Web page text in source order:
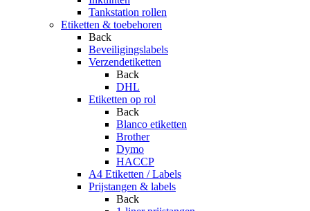
Tankstation rollen
Etiketten & toebehoren
Back
Beveiligingslabels
Verzendetiketten
Back
DHL
Etiketten op rol
Back
Blanco etiketten
Brother
Dymo
HACCP
A4 Etiketten / Labels
Prijstangen & labels
Back